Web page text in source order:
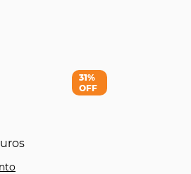
31%
OFF